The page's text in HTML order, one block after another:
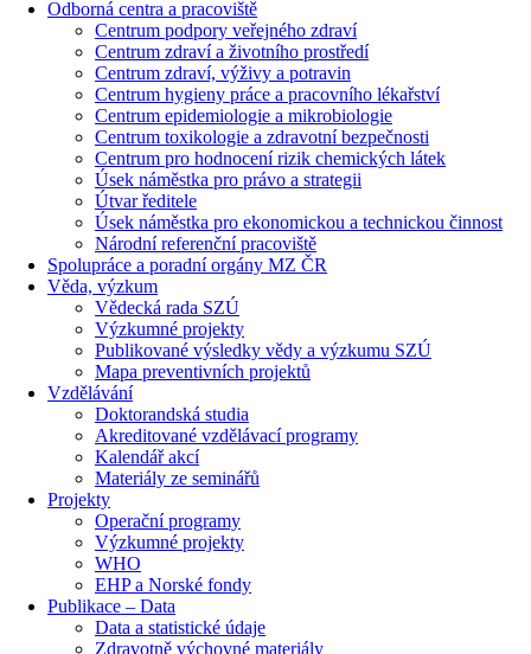
Odborná centra a pracoviště
Centrum podpory veřejného zdraví
Centrum zdraví a životního prostředí
Centrum zdraví, výživy a potravin
Centrum hygieny práce a pracovního lékařství
Centrum epidemiologie a mikrobiologie
Centrum toxikologie a zdravotní bezpečnosti
Centrum pro hodnocení rizik chemických látek
Úsek náměstka pro právo a strategii
Útvar ředitele
Úsek náměstka pro ekonomickou a technickou činnost
Národní referenční pracoviště
Spolupráce a poradní orgány MZ ČR
Věda, výzkum
Vědecká rada SZÚ
Výzkumné projekty
Publikované výsledky vědy a výzkumu SZÚ
Mapa preventivních projektů
Vzdělávání
Doktorandská studia
Akreditované vzdělávací programy
Kalendář akcí
Materiály ze seminářů
Projekty
Operační programy
Výzkumné projekty
WHO
EHP a Norské fondy
Publikace – Data
Data a statistické údaje
Zdravotně výchovné materiály